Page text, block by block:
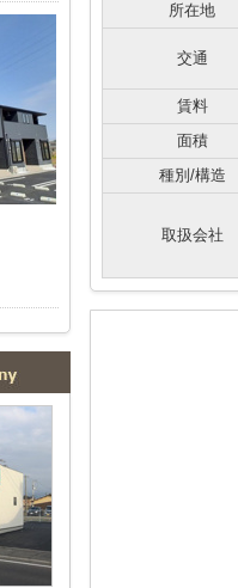
所在地
交通
賃料
面積
種別/構造
取扱会社